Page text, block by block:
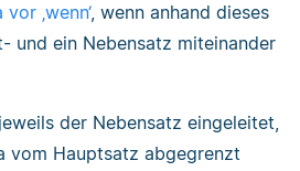
‚wenn‘, wenn anhand dieses
und ein Nebensatz miteinander
der Nebensatz eingeleitet,
vom Hauptsatz abgegrenzt